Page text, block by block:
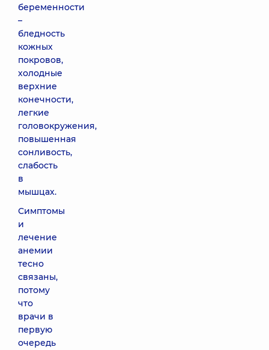
беременности
–
бледность
кожных
покровов,
холодные
верхние
конечности,
легкие
головокружения,
повышенная
сонливость,
слабость
в
мышцах.
Симптомы
и
лечение
анемии
тесно
связаны,
потому
что
врачи в
первую
очередь